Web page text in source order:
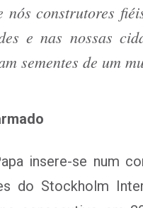
nós construtores
e nas nossas
sementes de um
insere-se num
do Stockholm